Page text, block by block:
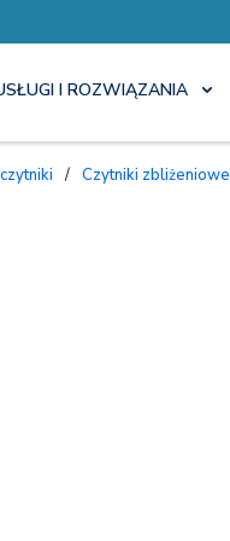
I ROZWIĄZANIA
/ Czytniki zbliżeniowe